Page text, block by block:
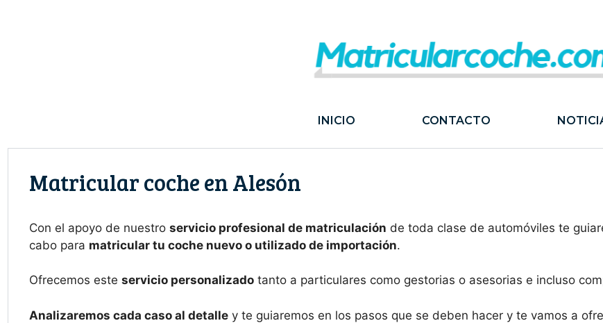
INICIO CONTACTO
Matricular coche en Alesón
Con el apoyo de nuestro servicio profesional de matriculación de toda clase de automóviles te
cabo para matricular tu coche nuevo o utilizado de importación.
Ofrecemos este servicio personalizado tanto a particulares como gestorias o asesorias e incluso
Analizaremos cada caso al detalle y te guiaremos en los pasos que se deben hacer y te vamos a